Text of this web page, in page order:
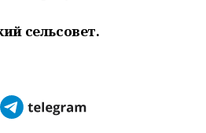
сельсовет.